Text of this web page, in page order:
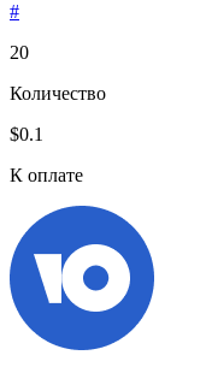
#
20
Количество
$0.1
К оплате